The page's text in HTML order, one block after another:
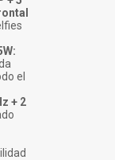
el
+ 2